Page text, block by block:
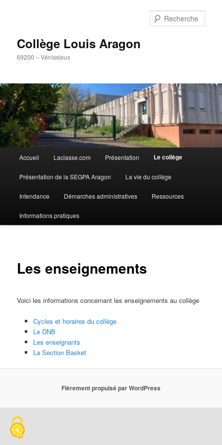
Collège Louis Aragon
69200 – Vénissieux
principal
Accueil Laclasse.com Présentation Le collège
Présentation de la SEGPA Aragon La vie du collège
Intendance Démarches administratives Ressources
Informations pratiques
Les enseignements
Voici les informations concernant les enseignements au collège
Cycles et horaires du collège
Le DNB
Les enseignants
La Section Basket
Fièrement propulsé par WordPress